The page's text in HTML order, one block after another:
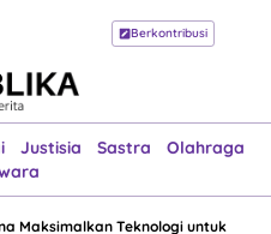
Berkontribusi
Justisia Sastra
Olahraga
Beranda
Esai
Justisia
Sastra
Olahraga
Pariwara
Maksimalkan Teknologi untuk